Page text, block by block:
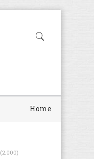
Home
(2.000)